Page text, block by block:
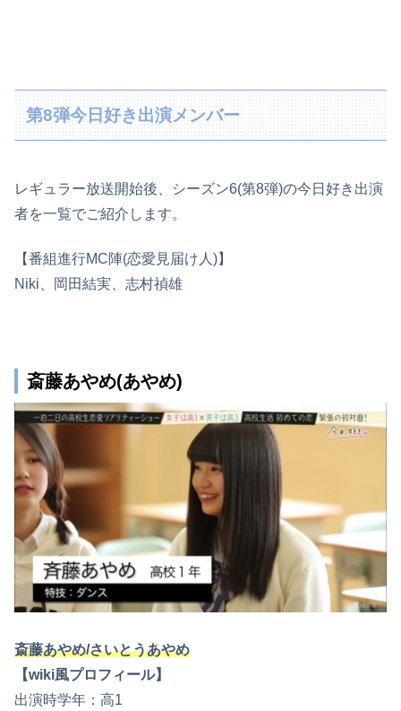
第8弾今日好き出演メンバー
レギュラー放送開始後、シーズン6(第8弾)の今日好き出演
者を一覧でご紹介します。
【番組進行MC陣(恋愛見届け人)】
Niki、岡田結実、志村禎雄
斎藤あやめ(あやめ)
斎藤あやめ/さいとうあやめ
【wiki風プロフィール】
出演時学年：高1